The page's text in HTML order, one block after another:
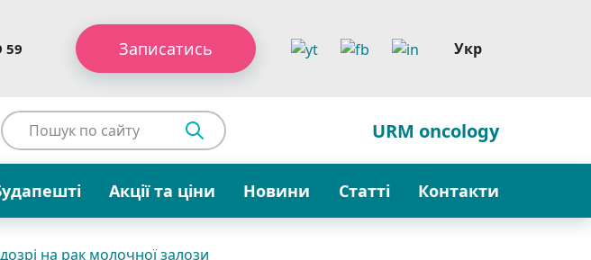
59 Записатись Укр
URM oncology
Акції та ціни Новини Статті Контакти
на рак молочної залози